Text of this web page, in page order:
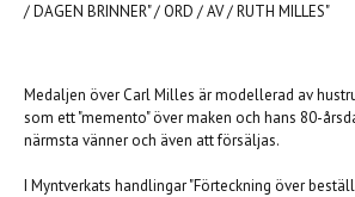
/ DAGEN BRINNER" / ORD / AV / RUTH MILLES"
Medaljen över Carl Milles är modellerad av
som ett "memento" över maken och hans 80-
närmsta vänner och även att försäljas.
I Myntverkats handlingar "Förteckning över